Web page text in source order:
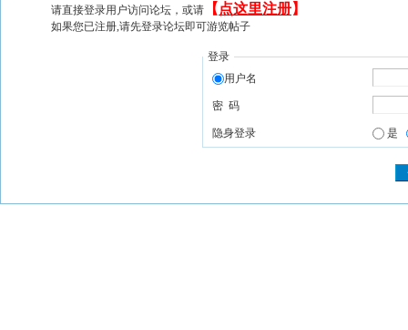
请直接登录用户访问论坛，或请 【 点这里注册】
如果您已注册,请先登录论坛即可游览帖子
登录
用户名
密 码
隐身登录 是